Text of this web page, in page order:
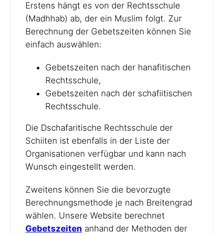
Erstens hängt es von der Rechtsschule
(Madhhab) ab, der ein Muslim folgt. Zur
Berechnung der Gebetszeiten können Sie
einfach auswählen:
Gebetszeiten nach der hanafitischen
Rechtsschule,
Gebetszeiten nach der schafiitischen
Rechtsschule.
Die Dschafaritische Rechtsschule der
Schiiten ist ebenfalls in der Liste der
Organisationen verfügbar und kann nach
Wunsch eingestellt werden.
Zweitens können Sie die bevorzugte
Berechnungsmethode je nach Breitengrad
wählen. Unsere Website berechnet
Gebetszeiten anhand der Methoden der